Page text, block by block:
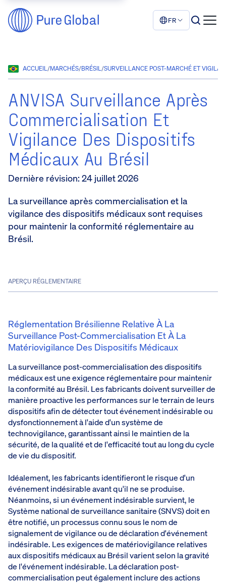
FR
ACCUEIL/MARCHÉS/BRÉSIL/SURVEILLANCE POST-MARCHÉ ET
ANVISA Surveillance Après
Commercialisation Et
Vigilance Des Dispositifs
Médicaux Au Brésil
Dernière révision: 24 juillet 2026
La surveillance après commercialisation et la
vigilance des dispositifs médicaux sont requises
pour maintenir la conformité réglementaire au
Brésil.
APERÇU RÉGLEMENTAIRE
Réglementation Brésilienne Relative À La
Surveillance Post-Commercialisation Et À La
Matériovigilance Des Dispositifs Médicaux
La surveillance post-commercialisation des dispositifs
médicaux est une exigence réglementaire pour maintenir
la conformité au Brésil. Les fabricants doivent surveiller de
manière proactive les performances sur le terrain de leurs
dispositifs afin de détecter tout événement indésirable ou
dysfonctionnement à l'aide d'un système de
technovigilance, garantissant ainsi le maintien de la
sécurité, de la qualité et de l'efficacité tout au long du cycle
de vie du dispositif.
Idéalement, les fabricants identifieront le risque d'un
événement indésirable avant qu'il ne se produise.
Néanmoins, si un événement indésirable survient, le
Système national de surveillance sanitaire (SNVS) doit en
être notifié, un processus connu sous le nom de
signalement de vigilance ou de déclaration d'événement
indésirable. Les exigences de matériovigilance relatives
aux dispositifs médicaux au Brésil varient selon la gravité
de l'événement indésirable. La déclaration post-
commercialisation peut également inclure des actions